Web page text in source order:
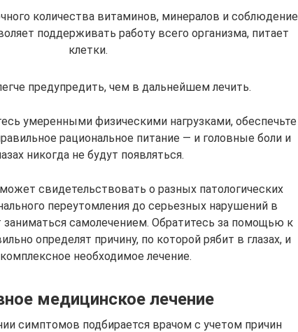
количества витаминов, минералов и соблюдение
поддерживать работу всего организма, питает
клетки.
предупредить, чем в дальнейшем лечить.
умеренными физическими нагрузками, обеспечьте
рациональное питание — и головные боли и
никогда не будут появляться.
может свидетельствовать о разных патологических
переутомления до серьезных нарушений в
заниматься самолечением. Обратитесь за помощью к
определят причину, по которой рябит в глазах, и
необходимое лечение.
медицинское лечение
симптомов подбирается врачом с учетом причин